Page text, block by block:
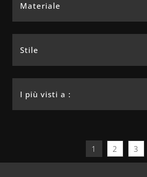
Materiale
Stile
I più visti a :
1 2 3